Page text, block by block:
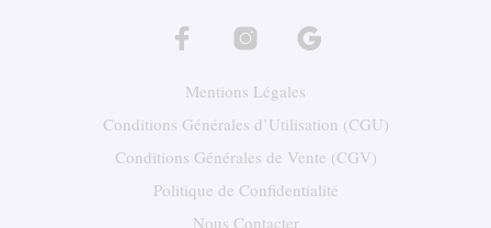
Mentions Légales
Conditions Générales d’Utilisation (CGU)
Conditions Générales de Vente (CGV)
Politique de Confidentialité
Nous Contacter